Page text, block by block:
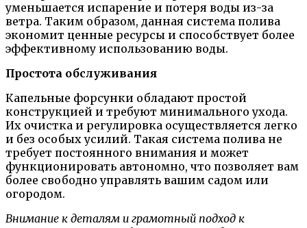
уменьшается испарение и потеря воды из-за
ветра. Таким образом, данная система полива
экономит ценные ресурсы и способствует более
эффективному использованию воды.
Простота обслуживания
Капельные форсунки обладают простой
конструкцией и требуют минимального ухода.
Их очистка и регулировка осуществляется легко
и без особых усилий. Такая система полива не
требует постоянного внимания и может
функционировать автономно, что позволяет вам
более свободно управлять вашим садом или
огородом.
Внимание к деталям и грамотный подход к